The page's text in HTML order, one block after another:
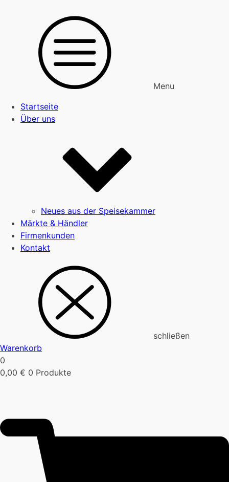
Menu
Startseite
Über uns
Neues aus der Speisekammer
Märkte & Händler
Firmenkunden
Kontakt
schließen
Warenkorb
0
0,00 € 0 Produkte